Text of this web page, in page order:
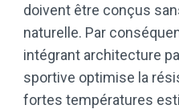
doivent être conçus
naturelle. Par
intégrant architecture
sportive optimise la
fortes températures